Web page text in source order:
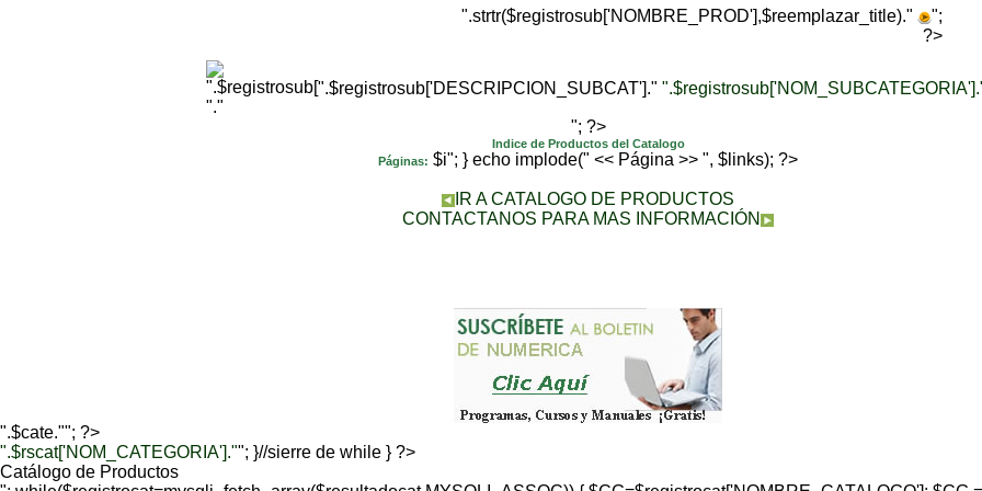
".strtr($registrosub['NOMBRE_PROD'],$reemplazar_title)."
";
?>
"."
".$registrosub['DESCRIPCION_SUBCAT']."
"; ?>
Indice de Productos del Catalogo
Páginas: $i"; } echo implode(" << Página >> ", $links); ?>
IR A CATALOGO DE PRODUCTOS
CONTACTANOS PARA MAS INFORMACIÓN
".$cate.""; ?>
".$rscat['NOM_CATEGORIA'].""; }//sierre de while } ?>
Catálogo de Productos